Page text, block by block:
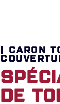
| CARON
de